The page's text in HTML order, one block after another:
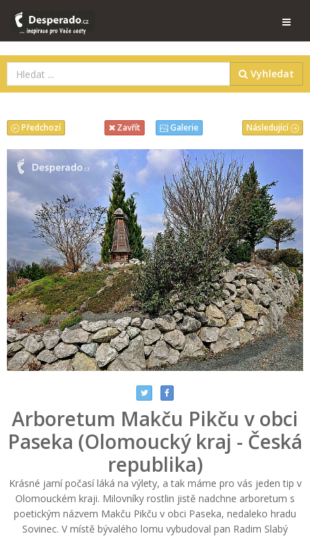
Vyhledat
Následující
Předchozí Zavřít Galerie
Arboretum Makču Pikču v obci
Paseka (Olomoucký kraj - Česká
republika)
Krásné jarní počasí láká na výlety, a tak máme pro vás jeden tip v
Olomouckém kraji. Milovníky rostlin jistě nadchne arboretum s
poetickým názvem Makču Pikču v obci Paseka, nedaleko hradu
Sovinec. V místě bývalého lomu vybudoval pan Radim Slabý